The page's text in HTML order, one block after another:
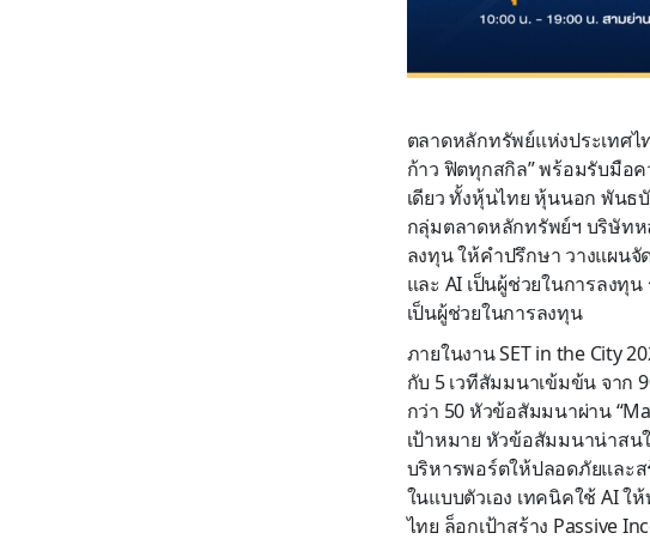
ตลาดหลักทรัพย์แห่งประเทศไ
ก้าว ฟิตทุกสกิล” พร้อมรับมือ
เดียว ทั้งหุ้นไทย หุ้นนอก พันธ
กลุ่มตลาดหลักทรัพย์ฯ บริษัท
ลงทุน ให้คำปรึกษา วางแผน
และ AI เป็นผู้ช่วยในการลงทุ
เป็นผู้ช่วยในการลงทุน
ภายในงาน SET in the City
กับ 5 เวทีสัมมนาเข้มข้น จาก
กว่า 50 หัวข้อสัมมนาผ่าน
เป้าหมาย หัวข้อสัมมนาน่าสน
บริหารพอร์ตให้ปลอดภัยและ
ในแบบตัวเอง เทคนิคใช้ AI ใ
ไทย ล็อกเป้าสร้าง Passive